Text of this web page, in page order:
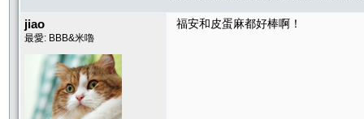
jiao
最愛: BBB&米嚕
福安和皮蛋麻都好棒啊！